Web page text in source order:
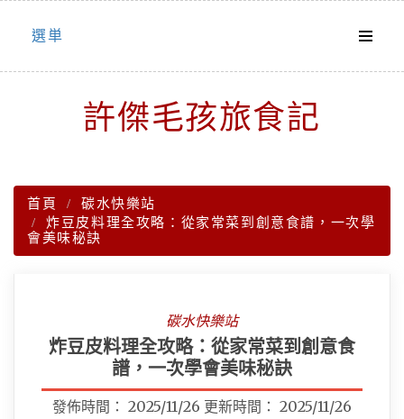
Skip
選単
許傑毛孩旅食記
首頁
碳水快樂站
炸豆皮料理全攻略：從家常菜到創意食譜，一次學
會美味秘訣
碳水快樂站
炸豆皮料理全攻略：從家常菜到創意食
譜，一次學會美味秘訣
發佈時間： 2025/11/26 更新時間： 2025/11/26